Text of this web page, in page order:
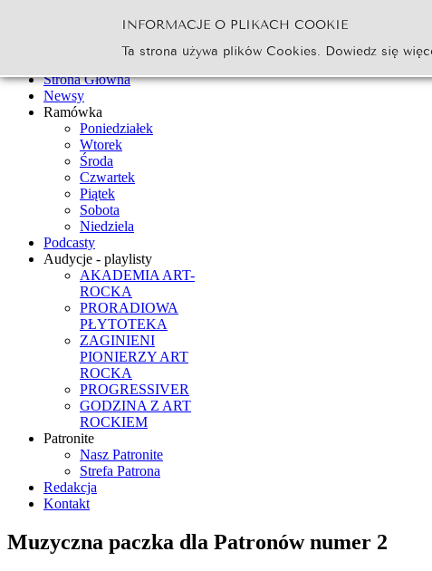
Go
Strona Główna
Newsy
Ramówka
Poniedziałek
Wtorek
Środa
Czwartek
Piątek
Sobota
Niedziela
Podcasty
Audycje - playlisty
AKADEMIA ART-
ROCKA
PRORADIOWA
PŁYTOTEKA
ZAGINIENI
PIONIERZY ART
ROCKA
PROGRESSIVER
GODZINA Z ART
ROCKIEM
Patronite
Nasz Patronite
Strefa Patrona
Redakcja
Kontakt
Muzyczna paczka dla Patronów numer 2
INFORMACJE O PLIKACH COOKIE
Ta strona używa plików Cookies. Dowiedz się